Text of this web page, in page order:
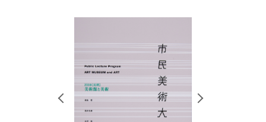
RETRACE
コンサート